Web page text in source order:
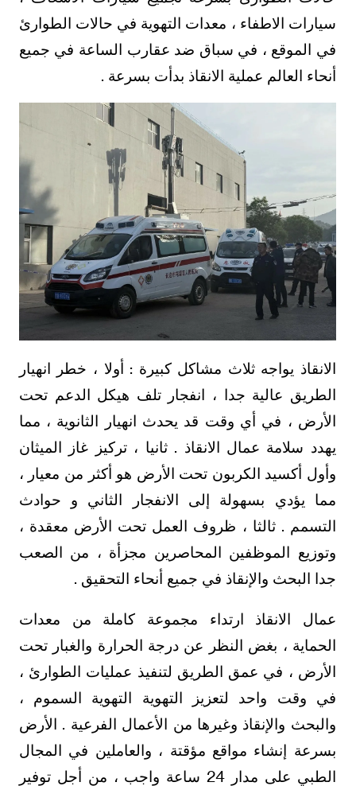
سيارات الاطفاء ، معدات التهوية في حالات الطوارئ
في الموقع ، في سباق ضد عقارب الساعة في جميع
أنحاء العالم عملية الانقاذ بدأت بسرعة .
الانقاذ يواجه ثلاث مشاكل كبيرة : أولا ، خطر انهيار
الطريق عالية جدا ، انفجار تلف هيكل الدعم تحت
الأرض ، في أي وقت قد يحدث انهيار الثانوية ، مما
يهدد سلامة عمال الانقاذ . ثانيا ، تركيز غاز الميثان
وأول أكسيد الكربون تحت الأرض هو أكثر من معيار ،
مما يؤدي بسهولة إلى الانفجار الثاني و حوادث
التسمم . ثالثا ، ظروف العمل تحت الأرض معقدة ،
وتوزيع الموظفين المحاصرين مجزأة ، من الصعب
جدا البحث والإنقاذ في جميع أنحاء التحقيق .
عمال الانقاذ ارتداء مجموعة كاملة من معدات
الحماية ، بغض النظر عن درجة الحرارة والغبار تحت
الأرض ، في عمق الطريق لتنفيذ عمليات الطوارئ ،
في وقت واحد لتعزيز التهوية التهوية السموم ،
والبحث والإنقاذ وغيرها من الأعمال الفرعية . الأرض
بسرعة إنشاء مواقع مؤقتة ، والعاملين في المجال
الطبي على مدار 24 ساعة واجب ، من أجل توفير